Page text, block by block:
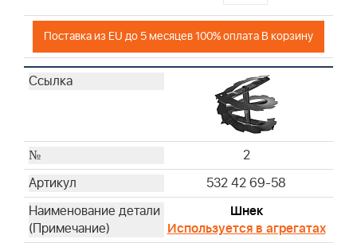
Поставка из EU до 5 месяцев 100% оплата В корзину
2
532 42 69-58
Шнек
Используется в агрегатах